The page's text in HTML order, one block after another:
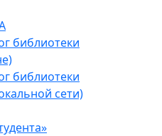
библиотеки
библиотеки
сети)